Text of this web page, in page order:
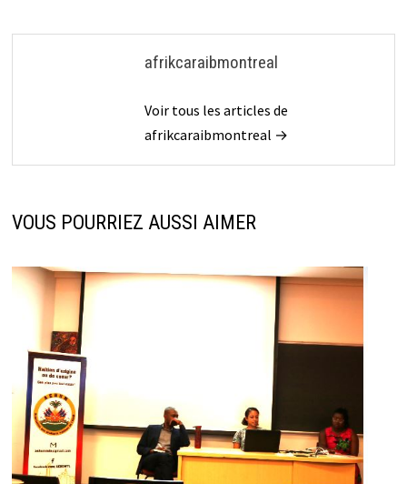
afrikcaraibmontreal
Voir tous les articles de
afrikcaraibmontreal →
VOUS POURRIEZ AUSSI AIMER